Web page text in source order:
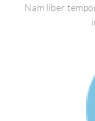
Nam liber